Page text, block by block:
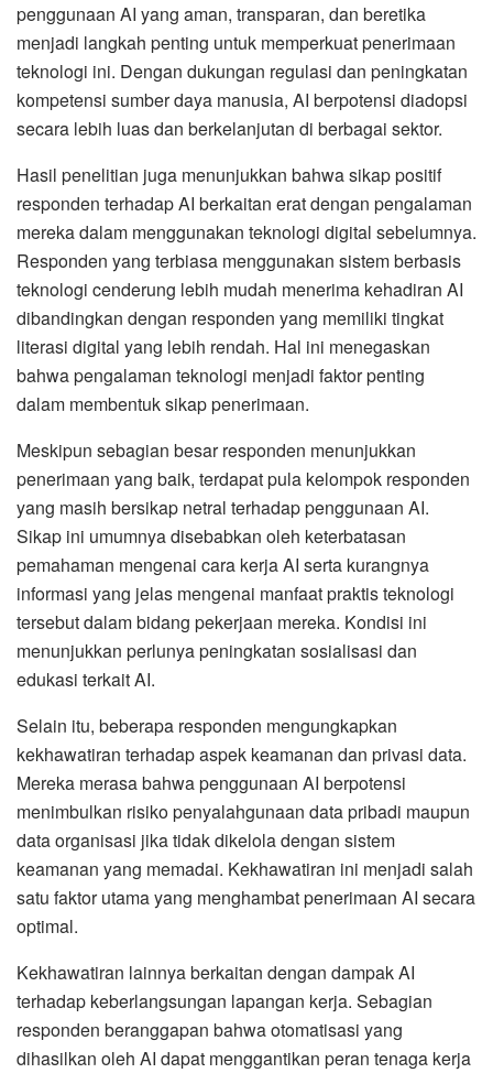
penggunaan AI yang aman, transparan, dan beretika
menjadi langkah penting untuk memperkuat penerimaan
teknologi ini. Dengan dukungan regulasi dan peningkatan
kompetensi sumber daya manusia, AI berpotensi diadopsi
secara lebih luas dan berkelanjutan di berbagai sektor.
Hasil penelitian juga menunjukkan bahwa sikap positif
responden terhadap AI berkaitan erat dengan pengalaman
mereka dalam menggunakan teknologi digital sebelumnya.
Responden yang terbiasa menggunakan sistem berbasis
teknologi cenderung lebih mudah menerima kehadiran AI
dibandingkan dengan responden yang memiliki tingkat
literasi digital yang lebih rendah. Hal ini menegaskan
bahwa pengalaman teknologi menjadi faktor penting
dalam membentuk sikap penerimaan.
Meskipun sebagian besar responden menunjukkan
penerimaan yang baik, terdapat pula kelompok responden
yang masih bersikap netral terhadap penggunaan AI.
Sikap ini umumnya disebabkan oleh keterbatasan
pemahaman mengenai cara kerja AI serta kurangnya
informasi yang jelas mengenai manfaat praktis teknologi
tersebut dalam bidang pekerjaan mereka. Kondisi ini
menunjukkan perlunya peningkatan sosialisasi dan
edukasi terkait AI.
Selain itu, beberapa responden mengungkapkan
kekhawatiran terhadap aspek keamanan dan privasi data.
Mereka merasa bahwa penggunaan AI berpotensi
menimbulkan risiko penyalahgunaan data pribadi maupun
data organisasi jika tidak dikelola dengan sistem
keamanan yang memadai. Kekhawatiran ini menjadi salah
satu faktor utama yang menghambat penerimaan AI secara
optimal.
Kekhawatiran lainnya berkaitan dengan dampak AI
terhadap keberlangsungan lapangan kerja. Sebagian
responden beranggapan bahwa otomatisasi yang
dihasilkan oleh AI dapat menggantikan peran tenaga kerja